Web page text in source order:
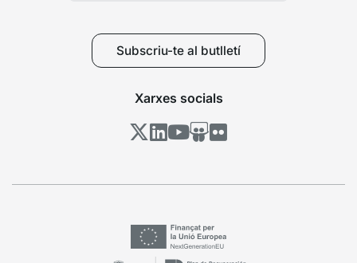
Subscriu-te al butlletí
Xarxes socials